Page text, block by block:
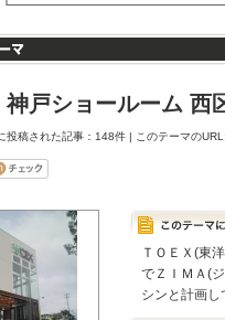
神戸ショールーム 西
投稿された記事：148件 | このテーマのURL:
ＴＯＥＸ(東
でＺＩＭＡ(
シンと計画し